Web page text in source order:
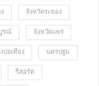
จังหวัดระยอง
รณ์ จังหวัดแพร่
ปอเทือง นครปฐม
รีสอร์ท